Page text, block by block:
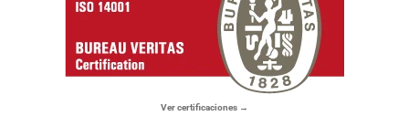
Ver certificaciones →